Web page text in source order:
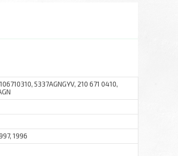
5337AGNGYV, 210 671 0410,
1996